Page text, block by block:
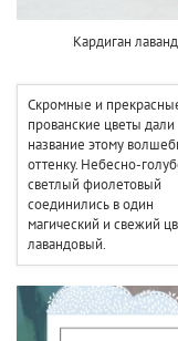
Кардиган
Скромные и
прованские цветы дали
название этому
оттенку. Небесно-
светлый фиолетовый
соединились в один
магический и свежий
лавандовый.